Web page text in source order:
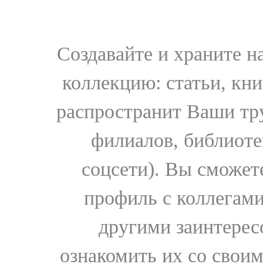
Создавайте и храните
коллекцию: статьи,
распространит Ваши
филиалов,
соцсети). Вы
профиль с
другими
ознакомить их со